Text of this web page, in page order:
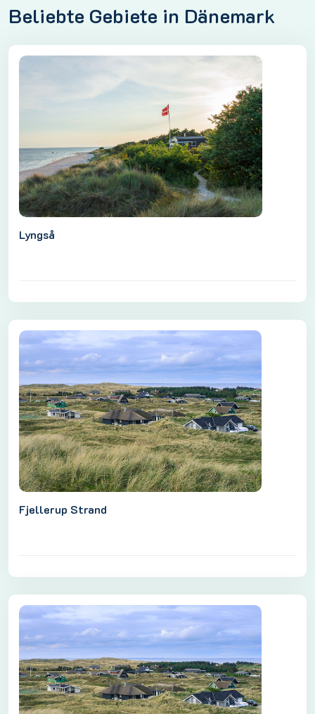
Beliebte Gebiete in Dänemark
Lyngså
Fjellerup Strand